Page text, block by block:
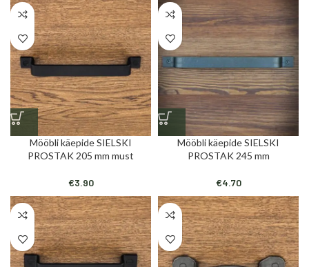
Mööbli käepide SIELSKI
PROSTAK 205 mm must
€3.90
Mööbli käepide SIELSKI
PROSTAK 245 mm
€4.70